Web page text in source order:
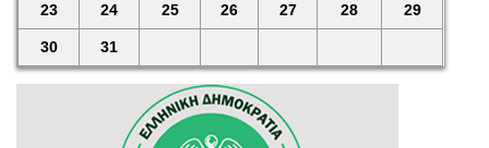
23 24 25 26 27 28 29
30 31